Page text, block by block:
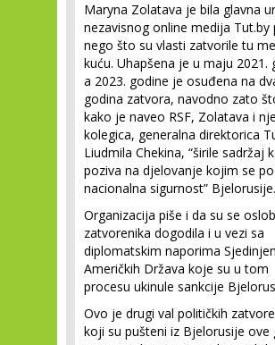
Maryna Zolatava je bila glavna
nezavisnog online medija Tut.by
nego što su vlasti zatvorile tu
kuću. Uhapšena je u maju 2021.
a 2023. godine je osuđena na
godina zatvora, navodno zato
kako je naveo RSF, Zolatava i
kolegica, generalna direktorica
Liudmila Chekina, “širile sadržaj
poziva na djelovanje kojim se
nacionalna sigurnost” Bjelorusije.
Organizacija piše i da su se
zatvorenika dogodila i u vezi sa
diplomatskim naporima
Američkih Država koje su u tom
procesu ukinule sankcije
Ovo je drugi val političkih
koji su pušteni iz Bjelorusije ove